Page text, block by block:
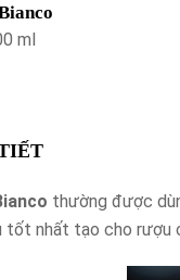
ml
thường được
tốt nhất tạo cho rượu